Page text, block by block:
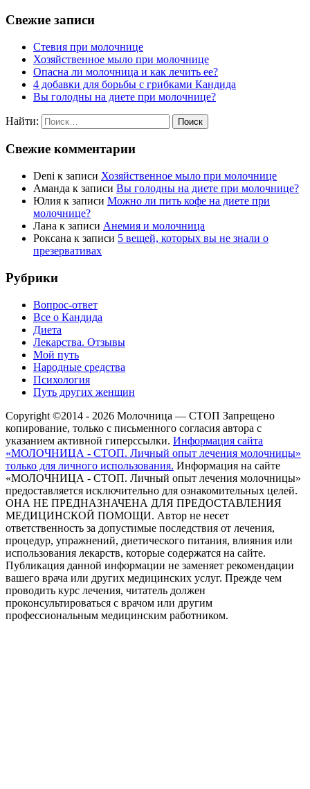
Свежие записи
Стевия при молочнице
Хозяйственное мыло при молочнице
Опасна ли молочница и как лечить ее?
4 добавки для борьбы с грибками Кандида
Вы голодны на диете при молочнице?
Найти:
Свежие комментарии
Deni к записи Хозяйственное мыло при молочнице
Аманда к записи Вы голодны на диете при молочнице?
Юлия к записи Можно ли пить кофе на диете при
молочнице?
Лана к записи Анемия и молочница
Роксана к записи 5 вещей, которых вы не знали о
презервативах
Рубрики
Вопрос-ответ
Все о Кандида
Диета
Лекарства. Отзывы
Мой путь
Народные средства
Психология
Путь других женщин
Copyright ©2014 - 2026 Молочница — СТОП Запрещено
копирование, только с письменного согласия автора с
указанием активной гиперссылки. Информация сайта
«МОЛОЧНИЦА - СТОП. Личный опыт лечения молочницы»
только для личного использования. Информация на сайте
«МОЛОЧНИЦА - СТОП. Личный опыт лечения молочницы»
предоставляется исключительно для ознакомительных целей.
ОНА НЕ ПРЕДНАЗНАЧЕНА ДЛЯ ПРЕДОСТАВЛЕНИЯ
МЕДИЦИНСКОЙ ПОМОЩИ. Автор не несет
ответственность за допустимые последствия от лечения,
процедур, упражнений, диетического питания, влияния или
использования лекарств, которые содержатся на сайте.
Публикация данной информации не заменяет рекомендации
вашего врача или других медицинских услуг. Прежде чем
проводить курс лечения, читатель должен
проконсультироваться с врачом или другим
профессиональным медицинским работником.